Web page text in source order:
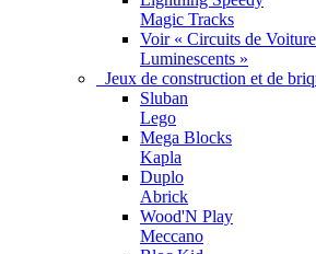
Magic Tracks
Voir « Circuits de
Luminescents »
Jeux de construction et de
Sluban
Lego
Mega Blocks
Kapla
Duplo
Abrick
Wood'N Play
Meccano